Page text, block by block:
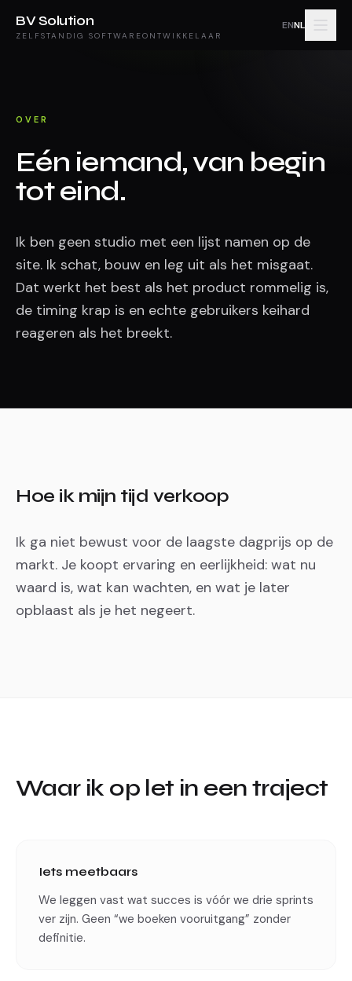
BV Solution
ZELFSTANDIG SOFTWAREONTWIKKELAAR
ENNL
OVER
Eén iemand, van begin
tot eind.
Ik ben geen studio met een lijst namen op de
site. Ik schat, bouw en leg uit als het misgaat.
Dat werkt het best als het product rommelig is,
de timing krap is en echte gebruikers keihard
reageren als het breekt.
Hoe ik mijn tijd verkoop
Ik ga niet bewust voor de laagste dagprijs op de
markt. Je koopt ervaring en eerlijkheid: wat nu
waard is, wat kan wachten, en wat je later
opblaast als je het negeert.
Waar ik op let in een traject
Iets meetbaars
We leggen vast wat succes is vóór we drie sprints
ver zijn. Geen “we boeken vooruitgang” zonder
definitie.